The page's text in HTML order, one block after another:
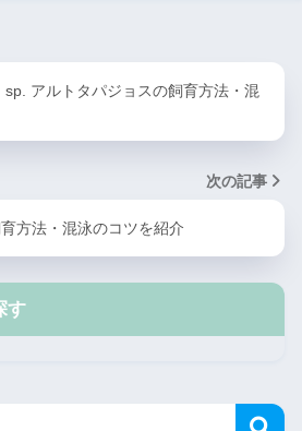
sp. アルトタパジョスの飼育方法・混
次の記事
方法・混泳のコツを紹介
す